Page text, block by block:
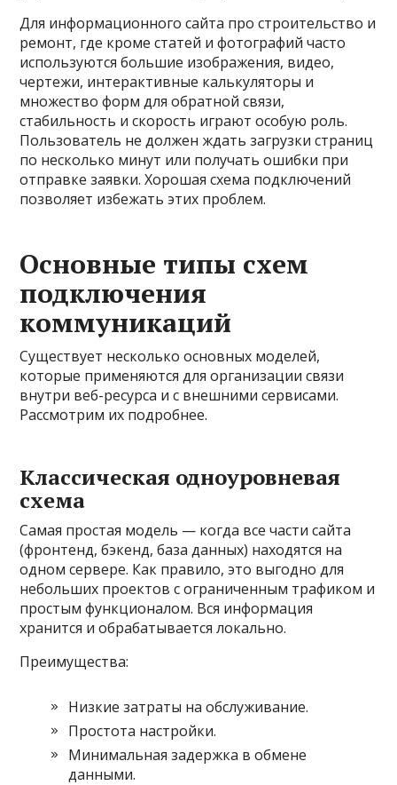
Для информационного сайта про строительство и
ремонт, где кроме статей и фотографий часто
используются большие изображения, видео,
чертежи, интерактивные калькуляторы и
множество форм для обратной связи,
стабильность и скорость играют особую роль.
Пользователь не должен ждать загрузки страниц
по несколько минут или получать ошибки при
отправке заявки. Хорошая схема подключений
позволяет избежать этих проблем.
Основные типы схем
подключения
коммуникаций
Существует несколько основных моделей,
которые применяются для организации связи
внутри веб-ресурса и с внешними сервисами.
Рассмотрим их подробнее.
Классическая одноуровневая
схема
Самая простая модель — когда все части сайта
(фронтенд, бэкенд, база данных) находятся на
одном сервере. Как правило, это выгодно для
небольших проектов с ограниченным трафиком и
простым функционалом. Вся информация
хранится и обрабатывается локально.
Преимущества:
Низкие затраты на обслуживание.
Простота настройки.
Минимальная задержка в обмене
данными.